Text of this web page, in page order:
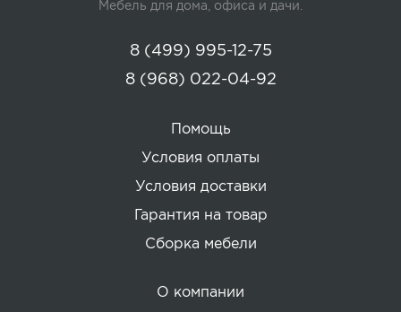
Мебель для дома, офиса и дачи.
Помощь
Условия оплаты
Условия доставки
Гарантия на товар
Сборка мебели
О компании
8 (499) 995-12-75
8 (968) 022-04-92